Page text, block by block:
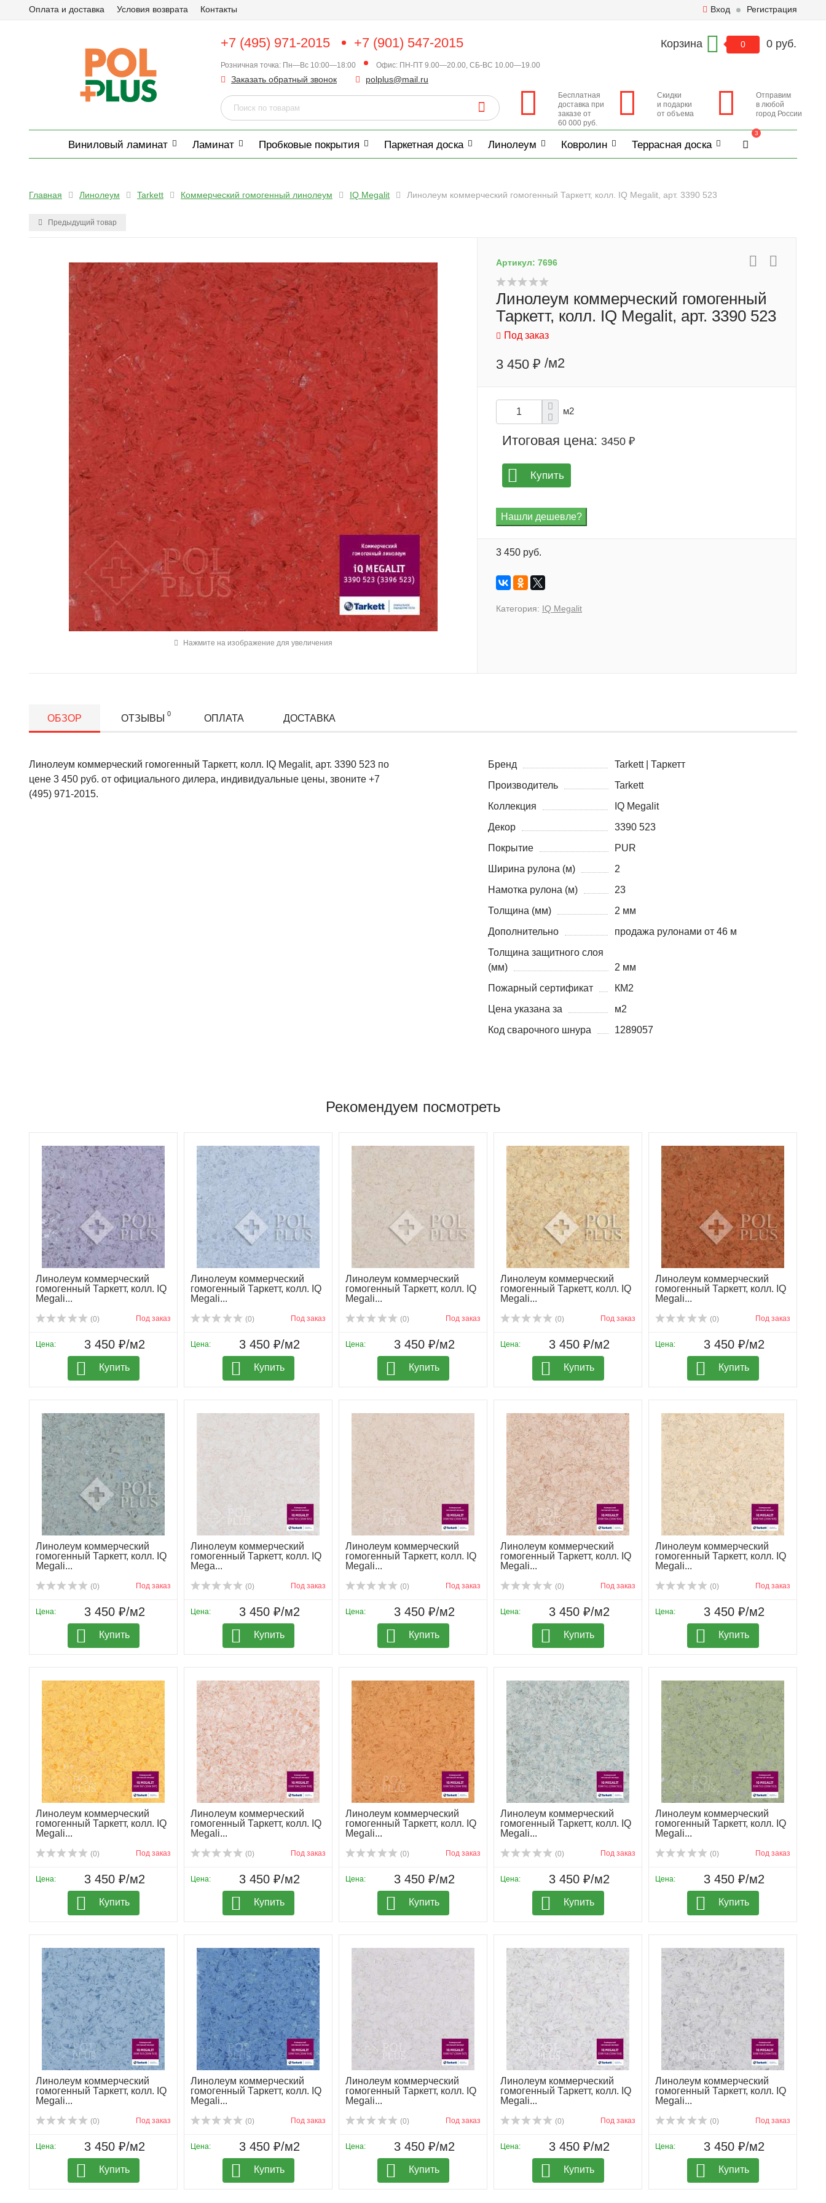
Оплата и доставка Условия возврата Контакты Вход Регистрация
+7 (495) 971-2015 +7 (901) 547-2015
Розничная точка: Пн—Вс 10:00—18:00 Офис: ПН-ПТ 9.00—20.00, СБ-ВС 10.00—19.00
Заказать обратный звонок polplus@mail.ru
Корзина 0 0 руб.
Бесплатная
доставка при
заказе от
60 000 руб.
Скидки
и подарки
от объема
Отправим
в любой
город России
Виниловый ламинат Ламинат Пробковые покрытия Паркетная доска Линолеум Ковролин Террасная доска
3
Главная Линолеум Tarkett Коммерческий гомогенный линолеум IQ Megalit Линолеум коммерческий гомогенный Таркетт, колл. IQ Megalit, арт. 3390 523
Предыдущий товар
Нажмите на изображение для увеличения
Артикул: 7696
Линолеум коммерческий гомогенный
Таркетт, колл. IQ Megalit, арт. 3390 523
Под заказ
3 450 ₽ /м2
м2
Итоговая цена: 3450 ₽
Купить
3 450 руб.
Категория: IQ Megalit
ОБЗОР ОТЗЫВЫ 0 ОПЛАТА ДОСТАВКА
Линолеум коммерческий гомогенный Таркетт, колл. IQ Megalit, арт. 3390 523 по
цене 3 450 руб. от официального дилера, индивидуальные цены, звоните +7
(495) 971-2015.
Бренд
Tarkett | Таркетт
Производитель
Tarkett
Коллекция
IQ Megalit
Декор
3390 523
Покрытие
PUR
Ширина рулона (м)
2
Намотка рулона (м)
23
Толщина (мм)
2 мм
Дополнительно
продажа рулонами от 46 м
Толщина защитного слоя
(мм)
2 мм
Пожарный сертификат
КМ2
Цена указана за
м2
Код сварочного шнура
1289057
Рекомендуем посмотреть
Линолеум коммерческий
гомогенный Таркетт, колл. IQ
Megali...
(0) Под заказ
Цена: 3 450 ₽/м2
Купить
Линолеум коммерческий
гомогенный Таркетт, колл. IQ
Megali...
(0) Под заказ
Цена: 3 450 ₽/м2
Купить
Линолеум коммерческий
гомогенный Таркетт, колл. IQ
Megali...
(0) Под заказ
Цена: 3 450 ₽/м2
Купить
Линолеум коммерческий
гомогенный Таркетт, колл. IQ
Megali...
(0) Под заказ
Цена: 3 450 ₽/м2
Купить
Линолеум коммерческий
гомогенный Таркетт, колл. IQ
Megali...
(0) Под заказ
Цена: 3 450 ₽/м2
Купить
Линолеум коммерческий
гомогенный Таркетт, колл. IQ
Megali...
(0) Под заказ
Цена: 3 450 ₽/м2
Купить
Линолеум коммерческий
гомогенный Таркетт, колл. IQ
Mega...
(0) Под заказ
Цена: 3 450 ₽/м2
Купить
Линолеум коммерческий
гомогенный Таркетт, колл. IQ
Megali...
(0) Под заказ
Цена: 3 450 ₽/м2
Купить
Линолеум коммерческий
гомогенный Таркетт, колл. IQ
Megali...
(0) Под заказ
Цена: 3 450 ₽/м2
Купить
Линолеум коммерческий
гомогенный Таркетт, колл. IQ
Megali...
(0) Под заказ
Цена: 3 450 ₽/м2
Купить
Линолеум коммерческий
гомогенный Таркетт, колл. IQ
Megali...
(0) Под заказ
Цена: 3 450 ₽/м2
Купить
Линолеум коммерческий
гомогенный Таркетт, колл. IQ
Megali...
(0) Под заказ
Цена: 3 450 ₽/м2
Купить
Линолеум коммерческий
гомогенный Таркетт, колл. IQ
Megali...
(0) Под заказ
Цена: 3 450 ₽/м2
Купить
Линолеум коммерческий
гомогенный Таркетт, колл. IQ
Megali...
(0) Под заказ
Цена: 3 450 ₽/м2
Купить
Линолеум коммерческий
гомогенный Таркетт, колл. IQ
Megali...
(0) Под заказ
Цена: 3 450 ₽/м2
Купить
Линолеум коммерческий
гомогенный Таркетт, колл. IQ
Megali...
(0) Под заказ
Цена: 3 450 ₽/м2
Купить
Линолеум коммерческий
гомогенный Таркетт, колл. IQ
Megali...
(0) Под заказ
Цена: 3 450 ₽/м2
Купить
Линолеум коммерческий
гомогенный Таркетт, колл. IQ
Megali...
(0) Под заказ
Цена: 3 450 ₽/м2
Купить
Линолеум коммерческий
гомогенный Таркетт, колл. IQ
Megali...
(0) Под заказ
Цена: 3 450 ₽/м2
Купить
Линолеум коммерческий
гомогенный Таркетт, колл. IQ
Megali...
(0) Под заказ
Цена: 3 450 ₽/м2
Купить